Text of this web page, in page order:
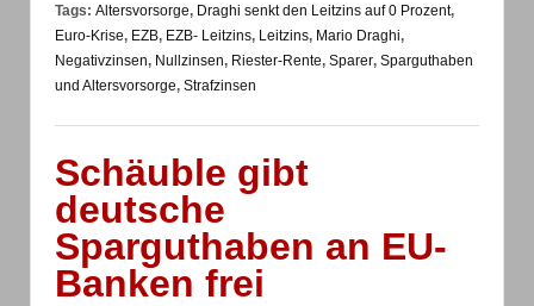
Tags: Altersvorsorge, Draghi senkt den Leitzins auf 0 Prozent,
Euro-Krise, EZB, EZB- Leitzins, Leitzins, Mario Draghi,
Negativzinsen, Nullzinsen, Riester-Rente, Sparer, Sparguthaben
und Altersvorsorge, Strafzinsen
Schäuble gibt
deutsche
Sparguthaben an EU-
Banken frei